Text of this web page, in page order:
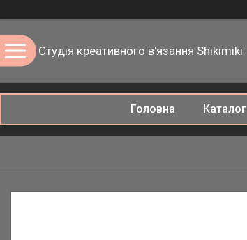
Студія креативного в'язання Shikimiki
Головна Каталог